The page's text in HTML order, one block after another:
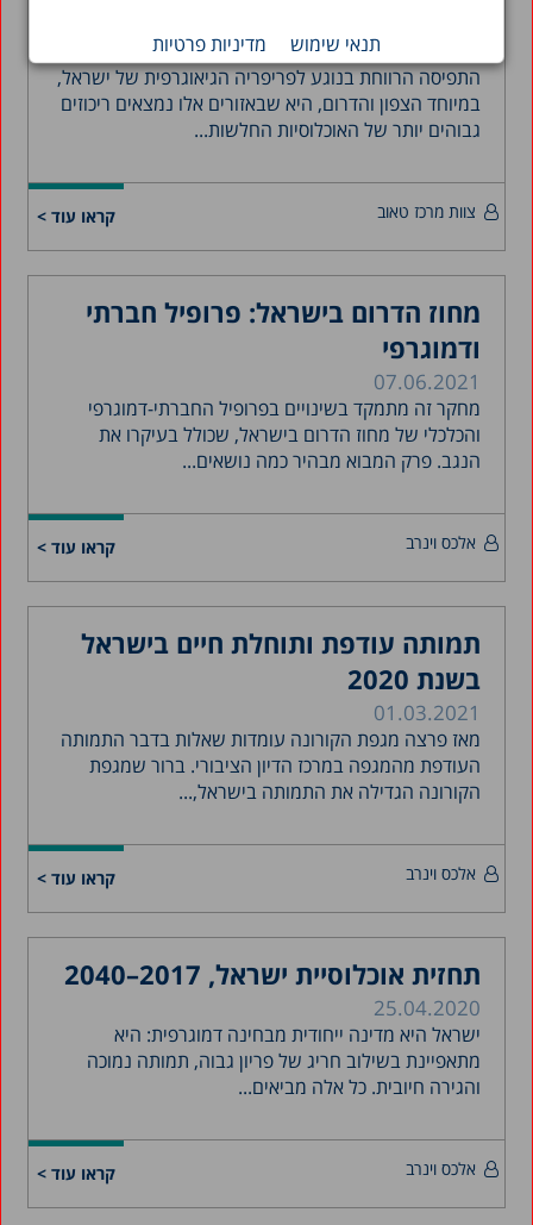
תנאי שימוש מדיניות פרטיות 23.08.2021
התפיסה הרווחת בנוגע לפריפריה הגיאוגרפית של ישראל,
במיוחד הצפון והדרום, היא שבאזורים אלו נמצאים ריכוזים
גבוהים יותר של האוכלוסיות החלשות...
קראו עוד > צוות מרכז טאוב
מחוז הדרום בישראל: פרופיל חברתי
ודמוגרפי
07.06.2021
מחקר זה מתמקד בשינויים בפרופיל החברתי-דמוגרפי
והכלכלי של מחוז הדרום בישראל, שכולל בעיקרו את
הנגב. פרק המבוא מבהיר כמה נושאים...
קראו עוד > אלכס וינרב
תמותה עודפת ותוחלת חיים בישראל
בשנת 2020
01.03.2021
מאז פרצה מגפת הקורונה עומדות שאלות בדבר התמותה
העודפת מהמגפה במרכז הדיון הציבורי. ברור שמגפת
הקורונה הגדילה את התמותה בישראל,...
קראו עוד > אלכס וינרב
תחזית אוכלוסיית ישראל, 2017–2040
25.04.2020
ישראל היא מדינה ייחודית מבחינה דמוגרפית: היא
מתאפיינת בשילוב חריג של פריון גבוה, תמותה נמוכה
והגירה חיובית. כל אלה מביאים...
קראו עוד > אלכס וינרב